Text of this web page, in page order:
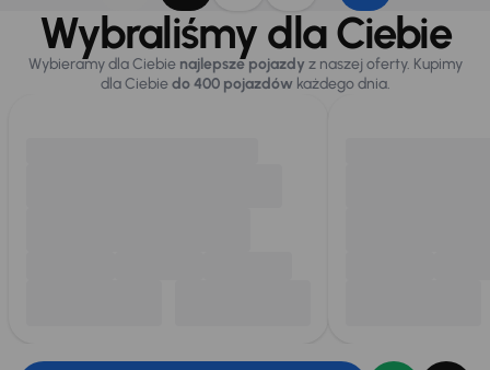
Wybraliśmy dla Ciebie
Wybieramy dla Ciebie najlepsze pojazdy z naszej oferty. Kupimy
dla Ciebiedo 400 pojazdówkażdego dnia.